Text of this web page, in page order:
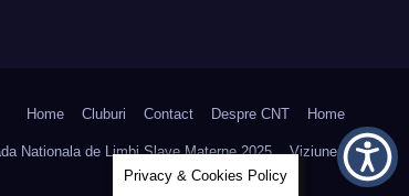
Home Cluburi Contact Despre CNT Home
Nationala de Limbi Slave Materne 2025
Viziunea
Privacy & Cookies Policy